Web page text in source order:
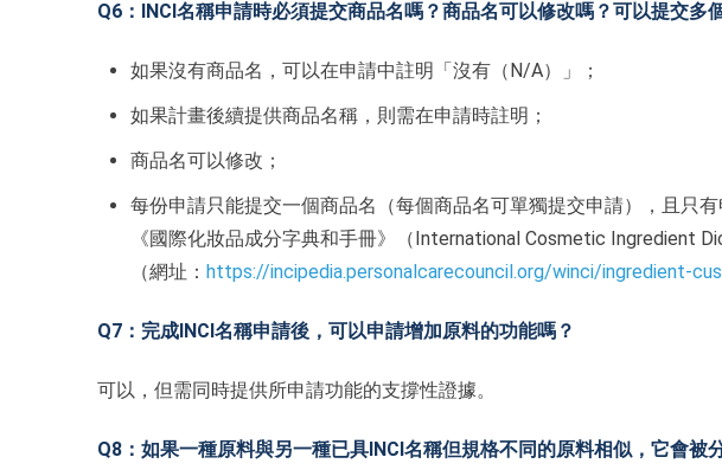
Q6：INCI名稱申請時必須提交商品名嗎？商品名可以修改嗎？可以提交多
如果沒有商品名，可以在申請中註明「沒有（N/A）」；
如果計畫後續提供商品名稱，則需在申請時註明；
商品名可以修改；
每份申請只能提交一個商品名（每個商品名可單獨提交申請），且只
《國際化妝品成分字典和手冊》（International Cosmetic Ingredient
（網址： https://incipedia.personalcarecouncil.org/winci/ingredient-
Q7：完成INCI名稱申請後，可以申請增加原料的功能嗎？
可以，但需同時提供所申請功能的支撐性證據。
Q8：如果一種原料與另一種已具INCI名稱但規格不同的原料相似，它會被